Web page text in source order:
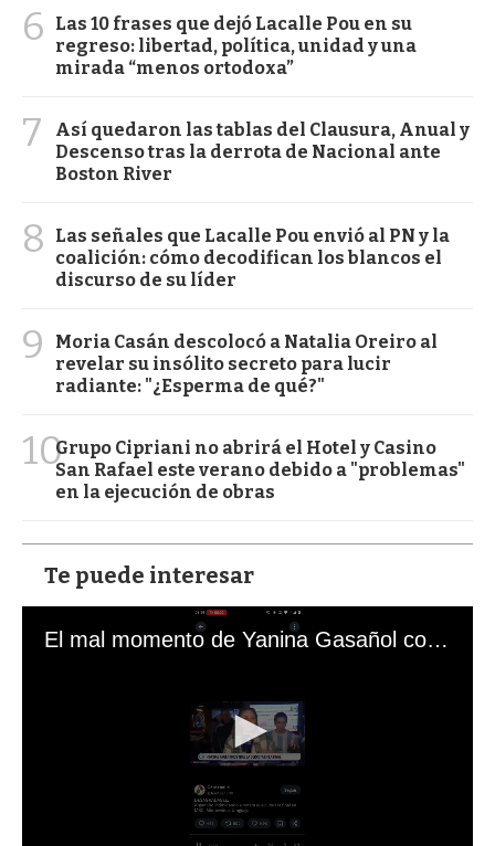
6
Las 10 frases que dejó Lacalle Pou en su
regreso: libertad, política, unidad y una
mirada “menos ortodoxa”
7
Así quedaron las tablas del Clausura, Anual y
Descenso tras la derrota de Nacional ante
Boston River
8
Las señales que Lacalle Pou envió al PN y la
coalición: cómo decodifican los blancos el
discurso de su líder
9
Moria Casán descolocó a Natalia Oreiro al
revelar su insólito secreto para lucir
radiante: "¿Esperma de qué?"
10Grupo Cipriani no abrirá el Hotel y Casino
San Rafael este verano debido a "problemas"
en la ejecución de obras
Te puede interesar
El mal momento de Yanina Gasañol con un hincha argentino en "Subrayado"